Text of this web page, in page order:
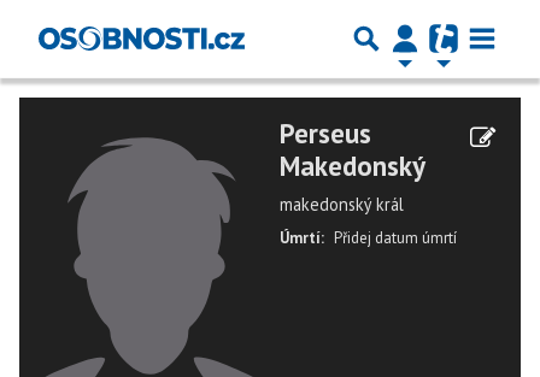
Perseus
Makedonský
makedonský král
Úmrtí: Přidej datum úmrtí